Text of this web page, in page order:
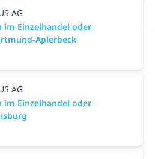
AG
im Einzelhandel oder
Aplerbeck
AG
im Einzelhandel oder